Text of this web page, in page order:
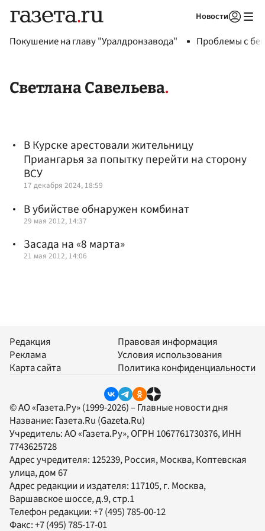
Новости
Покушение на главу "Уралдронзавода" Проблемы с
Светлана Савельева
В Курске арестовали жительницу
Приангарья за попытку перейти на сторону
ВСУ
17 декабря 2024, 18:59
В убийстве обнаружен комбинат
29 мая 2012, 14:37
Засада на «8 марта»
21 мая 2012, 14:06
Редакция
Реклама
Карта сайта
Правовая информация
Условия использования
Политика конфиденциальности
© АО «Газета.Ру» (1999-2026) – Главные новости дня
Название: Газета.Ru (Gazeta.Ru)
Учредитель:АО «Газета.Ру», ОГРН 1067761730376, ИНН
7743625728
Адрес учредителя: 125239, Россия, Москва, Коптевская
улица, дом 67
Адрес редакции и издателя: 117105, г. Москва,
Варшавское шоссе, д.9, стр.1
Телефон редакции:+7 (495) 785-00-12
Факс:+7 (495) 785-17-01